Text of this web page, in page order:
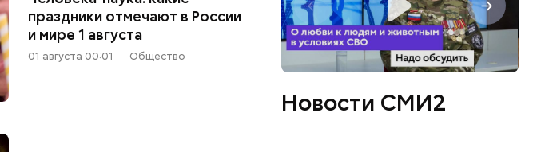
праздники отмечают в России
и мире 1 августа
01 августа 00:01 Общество
Новости СМИ2